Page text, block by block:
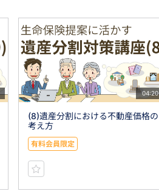
04:20
(8)遺産分割における不動産価格の
考え方
有料会員限定